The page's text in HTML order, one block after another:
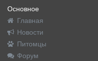
Основное
Главная
Новости
Питомцы
Форум